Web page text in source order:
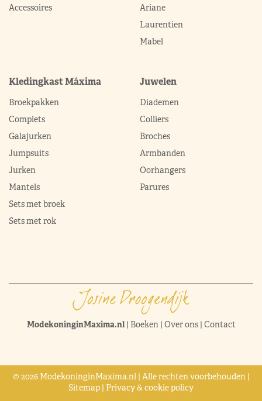
Accessoires
Ariane
Laurentien
Mabel
Kledingkast Máxima
Broekpakken
Complets
Galajurken
Jumpsuits
Jurken
Mantels
Sets met broek
Sets met rok
Juwelen
Diademen
Colliers
Broches
Armbanden
Oorhangers
Parures
ModekoninginMaxima.nl| Boeken | Over ons| Contact
© 2026 ModekoninginMaxima.nl | Alle rechten voorbehouden |
Sitemap | Privacy & cookie policy